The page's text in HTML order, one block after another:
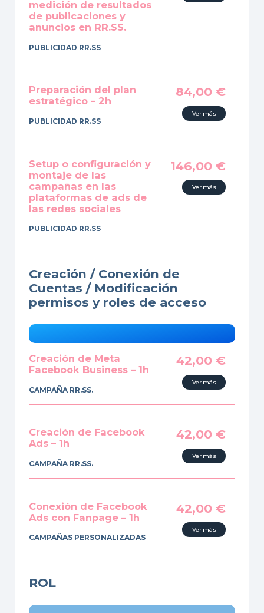
medición de resultados
de publicaciones y
anuncios en RR.SS.
PUBLICIDAD RR.SS
Preparación del plan
estratégico – 2h
PUBLICIDAD RR.SS
84,00 €
Ver más
Setup o configuración y
montaje de las
campañas en las
plataformas de ads de
las redes sociales
PUBLICIDAD RR.SS
146,00 €
Ver más
Creación / Conexión de
Cuentas / Modificación
permisos y roles de acceso
Creación de Meta
Facebook Business – 1h
CAMPAÑA RR.SS.
42,00 €
Ver más
Creación de Facebook
Ads – 1h
CAMPAÑA RR.SS.
42,00 €
Ver más
Conexión de Facebook
Ads con Fanpage – 1h
CAMPAÑAS PERSONALIZADAS
42,00 €
Ver más
ROL